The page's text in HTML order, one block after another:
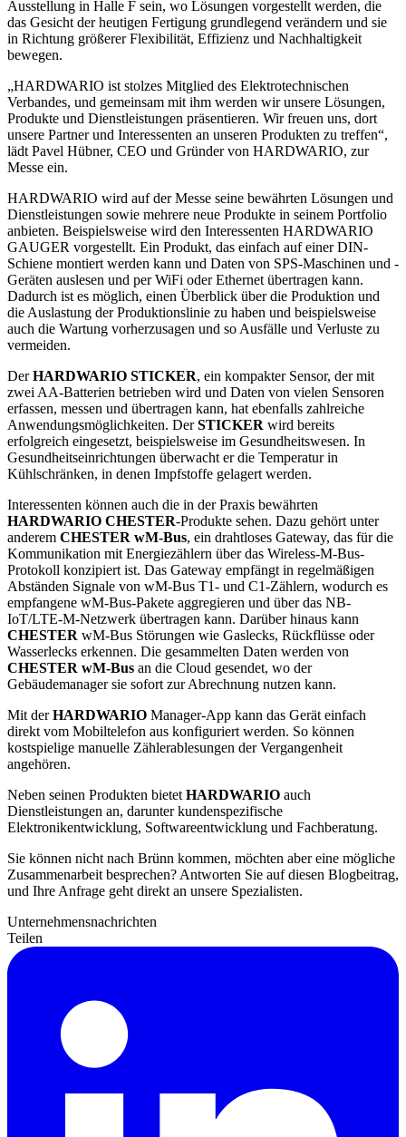
Ausstellung in Halle F sein, wo Lösungen vorgestellt werden, die
das Gesicht der heutigen Fertigung grundlegend verändern und sie
in Richtung größerer Flexibilität, Effizienz und Nachhaltigkeit
bewegen.
„HARDWARIO ist stolzes Mitglied des Elektrotechnischen
Verbandes, und gemeinsam mit ihm werden wir unsere Lösungen,
Produkte und Dienstleistungen präsentieren. Wir freuen uns, dort
unsere Partner und Interessenten an unseren Produkten zu treffen“,
lädt Pavel Hübner, CEO und Gründer von HARDWARIO, zur
Messe ein.
HARDWARIO wird auf der Messe seine bewährten Lösungen und
Dienstleistungen sowie mehrere neue Produkte in seinem Portfolio
anbieten. Beispielsweise wird den Interessenten HARDWARIO
GAUGER vorgestellt. Ein Produkt, das einfach auf einer DIN-
Schiene montiert werden kann und Daten von SPS-Maschinen und -
Geräten auslesen und per WiFi oder Ethernet übertragen kann.
Dadurch ist es möglich, einen Überblick über die Produktion und
die Auslastung der Produktionslinie zu haben und beispielsweise
auch die Wartung vorherzusagen und so Ausfälle und Verluste zu
vermeiden.
DerHARDWARIO STICKER, ein kompakter Sensor, der mit
zwei AA-Batterien betrieben wird und Daten von vielen Sensoren
erfassen, messen und übertragen kann, hat ebenfalls zahlreiche
Anwendungsmöglichkeiten. DerSTICKER wird bereits
erfolgreich eingesetzt, beispielsweise im Gesundheitswesen. In
Gesundheitseinrichtungen überwacht er die Temperatur in
Kühlschränken, in denen Impfstoffe gelagert werden.
Interessenten können auch die in der Praxis bewährten
HARDWARIO CHESTER-Produkte sehen. Dazu gehört unter
anderem CHESTER wM-Bus, ein drahtloses Gateway, das für die
Kommunikation mit Energiezählern über das Wireless-M-Bus-
Protokoll konzipiert ist. Das Gateway empfängt in regelmäßigen
Abständen Signale von wM-Bus T1- und C1-Zählern, wodurch es
empfangene wM-Bus-Pakete aggregieren und über das NB-
IoT/LTE-M-Netzwerk übertragen kann. Darüber hinaus kann
CHESTER wM-Bus Störungen wie Gaslecks, Rückflüsse oder
Wasserlecks erkennen. Die gesammelten Daten werden von
CHESTER wM-Bus an die Cloud gesendet, wo der
Gebäudemanager sie sofort zur Abrechnung nutzen kann.
Mit derHARDWARIO Manager-App kann das Gerät einfach
direkt vom Mobiltelefon aus konfiguriert werden. So können
kostspielige manuelle Zählerablesungen der Vergangenheit
angehören.
Neben seinen Produkten bietet HARDWARIO auch
Dienstleistungen an, darunter kundenspezifische
Elektronikentwicklung, Softwareentwicklung und Fachberatung.
Sie können nicht nach Brünn kommen, möchten aber eine mögliche
Zusammenarbeit besprechen? Antworten Sie auf diesen Blogbeitrag,
und Ihre Anfrage geht direkt an unsere Spezialisten.
Unternehmensnachrichten
Teilen